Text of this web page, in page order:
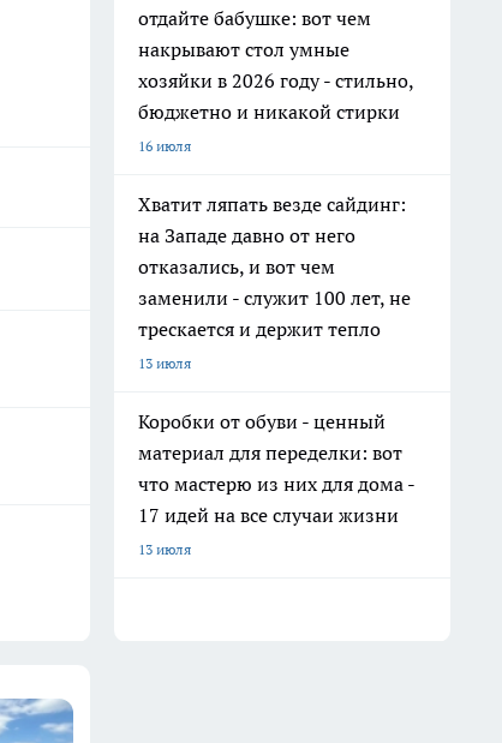
отдайте бабушке: вот чем
накрывают стол умные
хозяйки в 2026 году - стильно,
бюджетно и никакой стирки
16 июля
Хватит ляпать везде сайдинг:
на Западе давно от него
отказались, и вот чем
заменили - служит 100 лет, не
трескается и держит тепло
13 июля
Коробки от обуви - ценный
материал для переделки: вот
что мастерю из них для дома -
17 идей на все случаи жизни
13 июля